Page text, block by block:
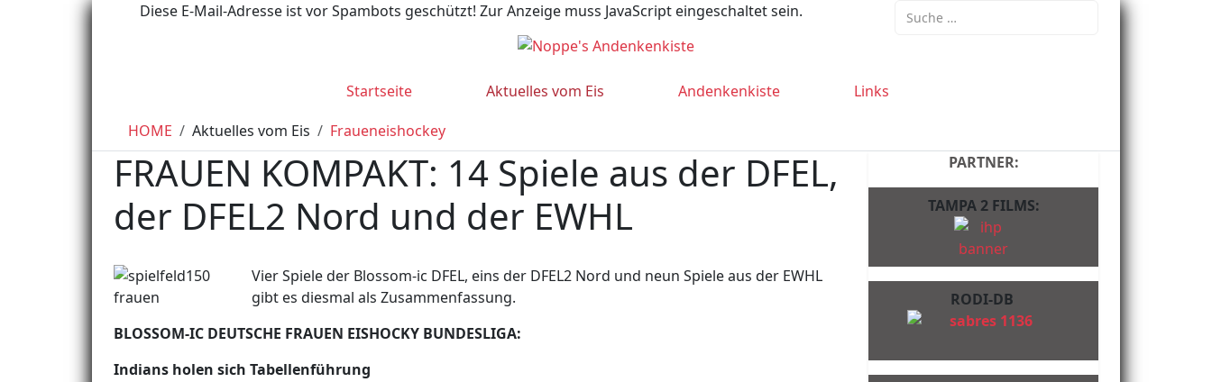
Diese E-Mail-Adresse ist vor Spambots geschützt! Zur Anzeige muss JavaScript eingeschaltet sein. Suchen
Startseite Aktuelles vom Eis Andenkenkiste
Links
HOME
Aktuelles vom Eis Fraueneishockey
FRAUEN KOMPAKT: 14 Spiele aus der DFEL,
der DFEL2 Nord und der EWHL
Vier Spiele der Blossom-ic DFEL, eins der DFEL2 Nord und neun Spiele aus der EWHL
gibt es diesmal als Zusammenfassung.
BLOSSOM-IC DEUTSCHE FRAUEN EISHOCKY BUNDESLIGA:
Indians holen sich Tabellenführung
PARTNER:
TAMPA 2 FILMS:
RODI-DB